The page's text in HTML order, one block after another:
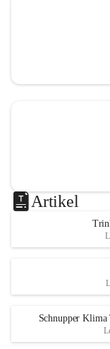
Artikel
Schnupper